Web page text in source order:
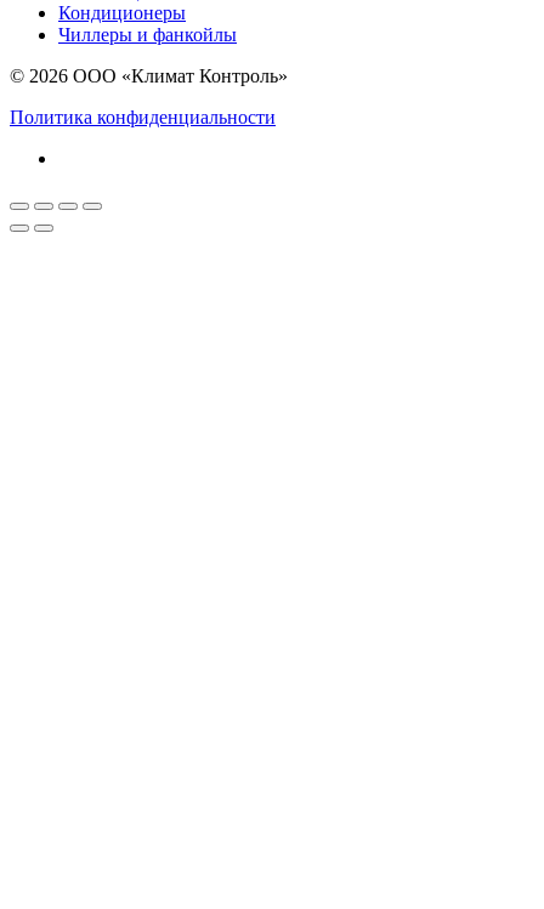
Кондиционеры
Чиллеры и фанкойлы
© 2026 ООО «Климат Контроль»
Политика конфиденциальности